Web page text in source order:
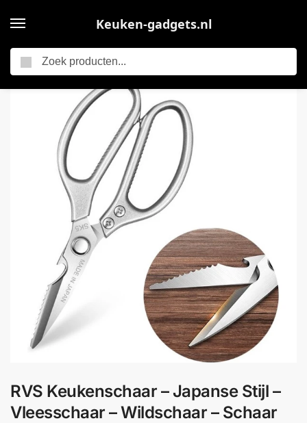
Keuken-gadgets.nl
RVS Keukenschaar – Japanse Stijl – Vleesschaar – Wildschaar – Schaar Voor Voedsel – Keuken Accessoires – Scharen – Roestvrij Staal
RVS Keukenschaar – Japanse Stijl –
Vleesschaar – Wildschaar – Schaar